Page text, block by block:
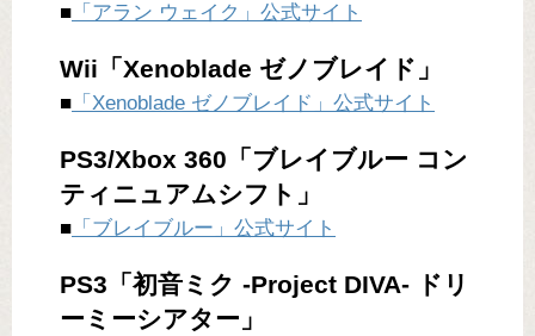
■ 「アラン ウェイク」公式サイト
Wii「Xenoblade ゼノブレイド」
■ 「Xenoblade ゼノブレイド」公式サイト
PS3/Xbox 360「ブレイブルー コン
ティニュアムシフト」
■ 「ブレイブルー」公式サイト
PS3「初音ミク -Project DIVA- ドリ
ーミーシアター」